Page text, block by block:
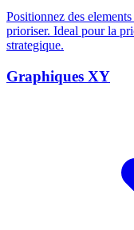
Positionnez des
prioriser. Ideal pour la
strategique.
Graphiques XY